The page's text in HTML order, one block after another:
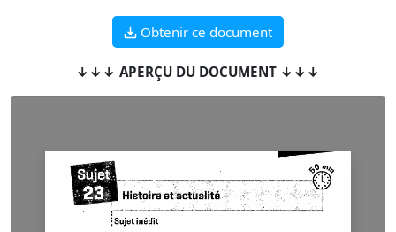
Obtenir ce document
↓↓↓ APERÇU DU DOCUMENT ↓↓↓